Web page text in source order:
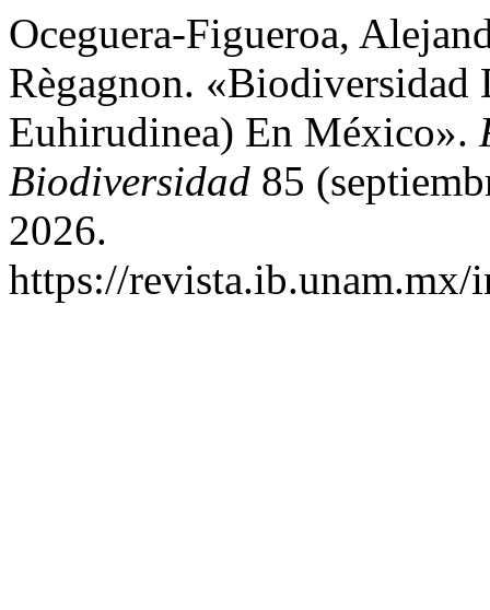
Oceguera-Figueroa,
Règagnon.
Euhirudinea) En México».
Biodiversidad 85
2026.
https://